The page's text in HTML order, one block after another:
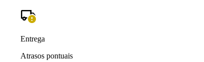
Entrega
Atrasos pontuais